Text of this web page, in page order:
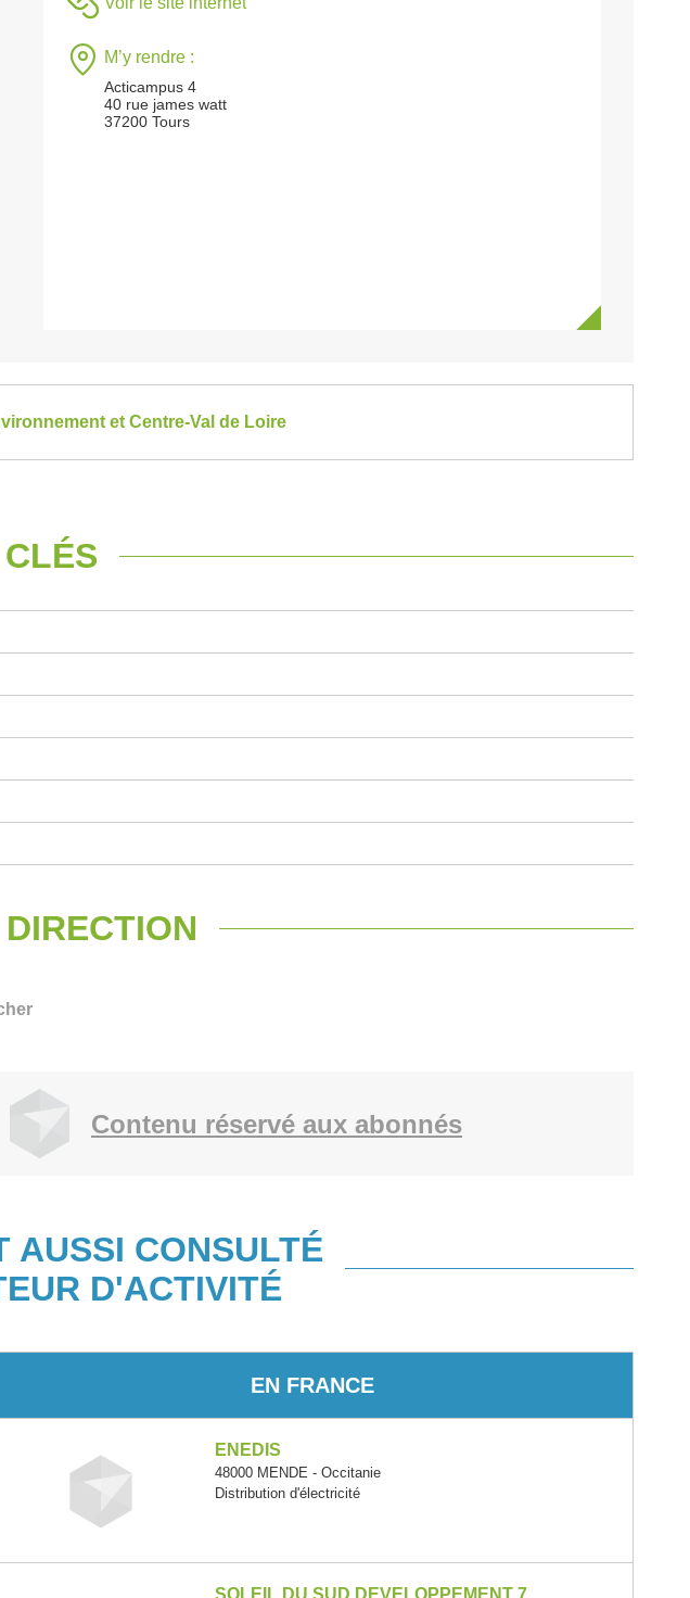
M’y rendre :
Acticampus 4
40 rue james watt
37200 Tours
et Centre-Val de Loire
Contenu réservé aux abonnés
AUSSI CONSULTÉ
D'ACTIVITÉ
EN FRANCE
ENEDIS
48000 MENDE - Occitanie
Distribution d'électricité